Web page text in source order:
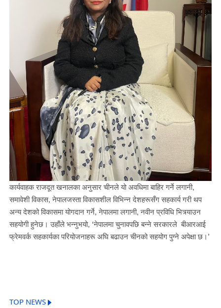
कार्यवाहक राजदूत खनालका अनुसार चीनले यो अवधिमा बाहिर गर्ने लगानी,
समावेशी विकास, नेपालजस्ता विकासशील विभिन्न देशहरूसँग सहकार्य गरी थप
अन्य देशको विकासमा योगदान गर्ने, नेपालमा लगानी, नवीन प्रविधि भित्र्याउन
सहयोगी हुनेछ। उहाँले भन्नुभयो, ‘नेपालमा चुनावपछि बन्ने सरकारले बीआरआई
फ्रेमवर्क सहकार्यका परियोजनाहरू अघि बढाउन चीनको सहयोग पुग्ने अपेक्षा छ।’
TOP NEWS